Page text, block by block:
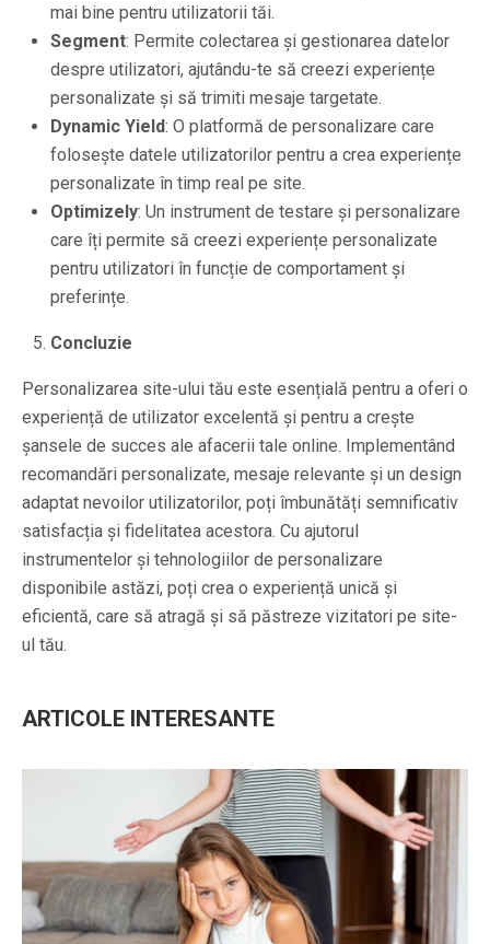
mai bine pentru utilizatorii tăi.
Segment: Permite colectarea și gestionarea datelor
despre utilizatori, ajutându-te să creezi experiențe
personalizate și să trimiti mesaje targetate.
Dynamic Yield: O platformă de personalizare care
folosește datele utilizatorilor pentru a crea experiențe
personalizate în timp real pe site.
Optimizely: Un instrument de testare și personalizare
care îți permite să creezi experiențe personalizate
pentru utilizatori în funcție de comportament și
preferințe.
Concluzie
Personalizarea site-ului tău este esențială pentru a oferi o
experiență de utilizator excelentă și pentru a crește
șansele de succes ale afacerii tale online. Implementând
recomandări personalizate, mesaje relevante și un design
adaptat nevoilor utilizatorilor, poți îmbunătăți semnificativ
satisfacția și fidelitatea acestora. Cu ajutorul
instrumentelor și tehnologiilor de personalizare
disponibile astăzi, poți crea o experiență unică și
eficientă, care să atragă și să păstreze vizitatori pe site-
ul tău.
ARTICOLE INTERESANTE